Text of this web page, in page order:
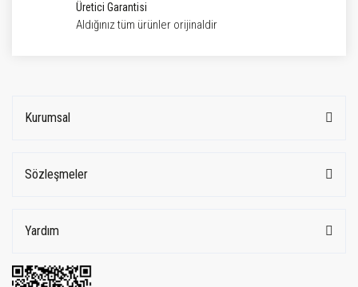
Üretici Garantisi
Aldığınız tüm ürünler orijinaldir
Kurumsal
Sözleşmeler
Yardım